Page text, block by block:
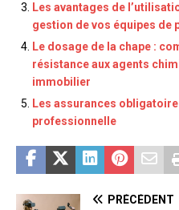
Les avantages de
gestion de vos équipes
Le dosage de la chape :
résistance aux agents
immobilier
Les assurances
professionnelle
PRÉCÉDENT